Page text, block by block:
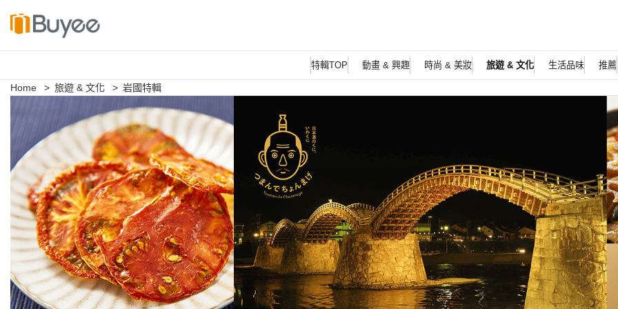
S
k
p
n
t
e
n
t
特輯TOP 動畫 & 興趣 時尚 & 美妝 旅遊 & 文化 生活品味 推薦
Home > 旅遊 & 文化 > 岩國特輯